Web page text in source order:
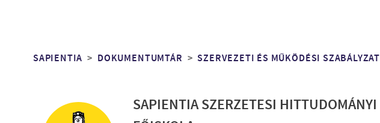
Morzsa
SAPIENTIA DOKUMENTUMTÁR SZERVEZETI ÉS MŰKÖDÉSI SZABÁLYZAT
SAPIENTIA SZERZETESI HITTUDOMÁNYI